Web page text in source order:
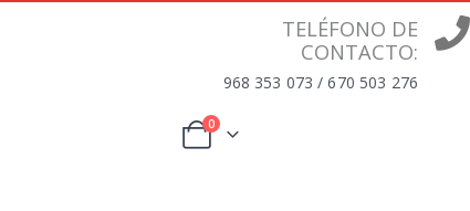
TELÉFONO DE
CONTACTO:
968 353 073 / 670 503 276
0